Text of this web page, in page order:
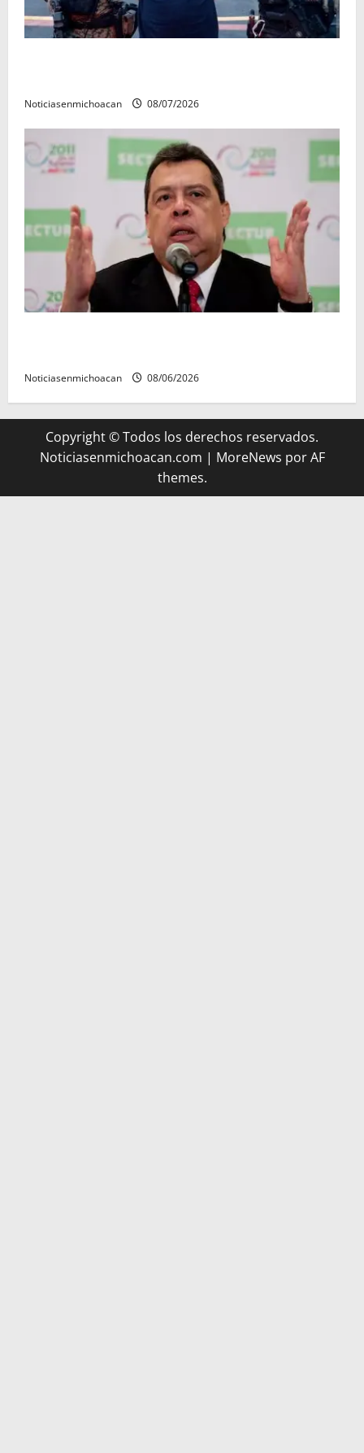
Noticiasenmichoacan 08/07/2026
Noticiasenmichoacan 08/06/2026
Copyright © Todos los derechos reservados.
Noticiasenmichoacan.com | MoreNews por AF
themes.